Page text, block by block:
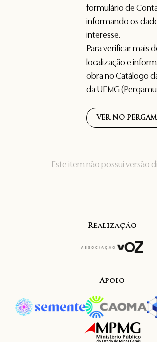
Este item não possui versão
formulário de
informando os
interesse.
Para verificar mais
localização e
obra no Catálogo
da UFMG
VER NO
Realização
Apoio